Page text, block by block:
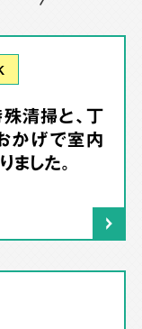
清掃と、丁
かげで室内
ました。